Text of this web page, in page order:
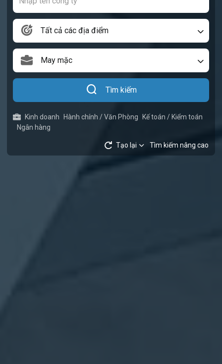
Tất cả các địa điểm
May mặc
Tìm kiếm
Kinh doanh Hành chính / Văn Phòng Kế toán / Kiểm toán
Ngân hàng
Tạo lại Tìm kiếm nâng cao